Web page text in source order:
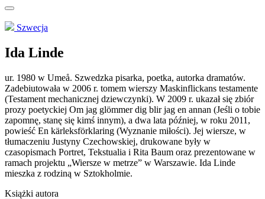
Szwecja
Ida Linde
ur. 1980 w Umeå. Szwedzka pisarka, poetka, autorka dramatów.
Zadebiutowała w 2006 r. tomem wierszy Maskinflickans testamente
(Testament mechanicznej dziewczynki). W 2009 r. ukazał się zbiór
prozy poetyckiej Om jag glömmer dig blir jag en annan (Jeśli o tobie
zapomnę, stanę się kimś innym), a dwa lata później, w roku 2011,
powieść En kärleksförklaring (Wyznanie miłości). Jej wiersze, w
tłumaczeniu Justyny Czechowskiej, drukowane były w
czasopismach Portret, Tekstualia i Rita Baum oraz prezentowane w
ramach projektu „Wiersze w metrze” w Warszawie. Ida Linde
mieszka z rodziną w Sztokholmie.
Książki autora